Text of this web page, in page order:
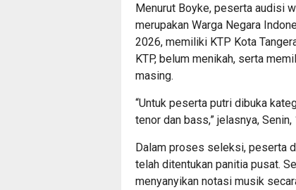
Menurut Boyke, peserta audisi
merupakan Warga Negara
2026, memiliki KTP Kota
KTP, belum menikah, serta
masing.
“Untuk peserta putri dibuka
tenor dan bass,” jelasnya,
Dalam proses seleksi, peserta
telah ditentukan panitia pusat.
menyanyikan notasi musik